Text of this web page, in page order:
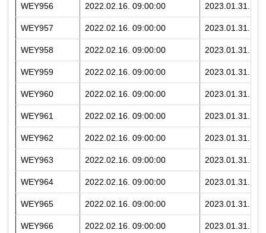
WEY956 2022.02.16. 09:00:00 2023.01.31.
WEY957 2022.02.16. 09:00:00 2023.01.31.
WEY958 2022.02.16. 09:00:00 2023.01.31.
WEY959 2022.02.16. 09:00:00 2023.01.31.
WEY960 2022.02.16. 09:00:00 2023.01.31.
WEY961 2022.02.16. 09:00:00 2023.01.31.
WEY962 2022.02.16. 09:00:00 2023.01.31.
WEY963 2022.02.16. 09:00:00 2023.01.31.
WEY964 2022.02.16. 09:00:00 2023.01.31.
WEY965 2022.02.16. 09:00:00 2023.01.31.
WEY966 2022.02.16. 09:00:00 2023.01.31.